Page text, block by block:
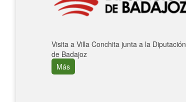
Visita a Villa Conchita junta a la Diputación
de Badajoz
Más